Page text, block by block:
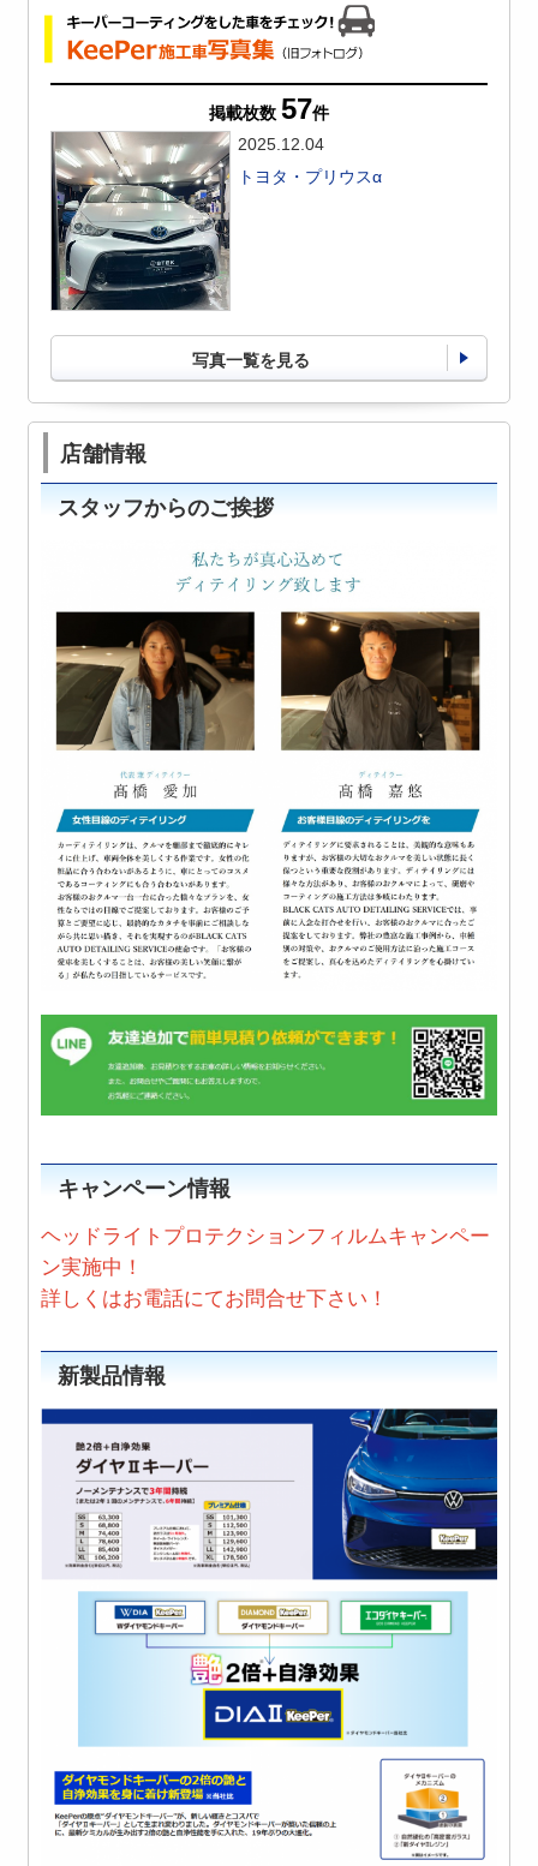
掲載枚数 57件
2025.12.04
トヨタ・プリウスα
写真一覧を見る
店舗情報
スタッフからのご挨拶
キャンペーン情報
ヘッドライトプロテクションフィルムキャンペー
ン実施中！
詳しくはお電話にてお問合せ下さい！
新製品情報